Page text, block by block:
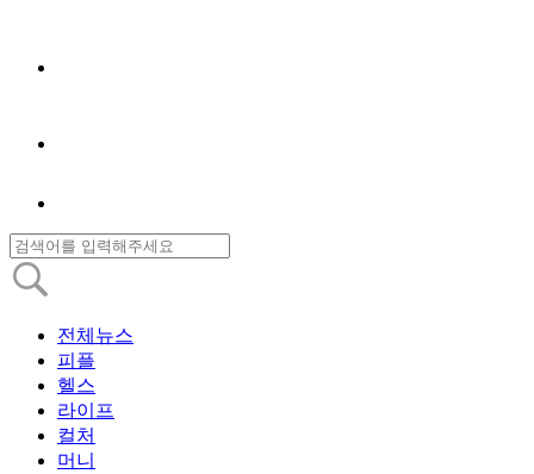
전체뉴스
피플
헬스
라이프
컬처
머니